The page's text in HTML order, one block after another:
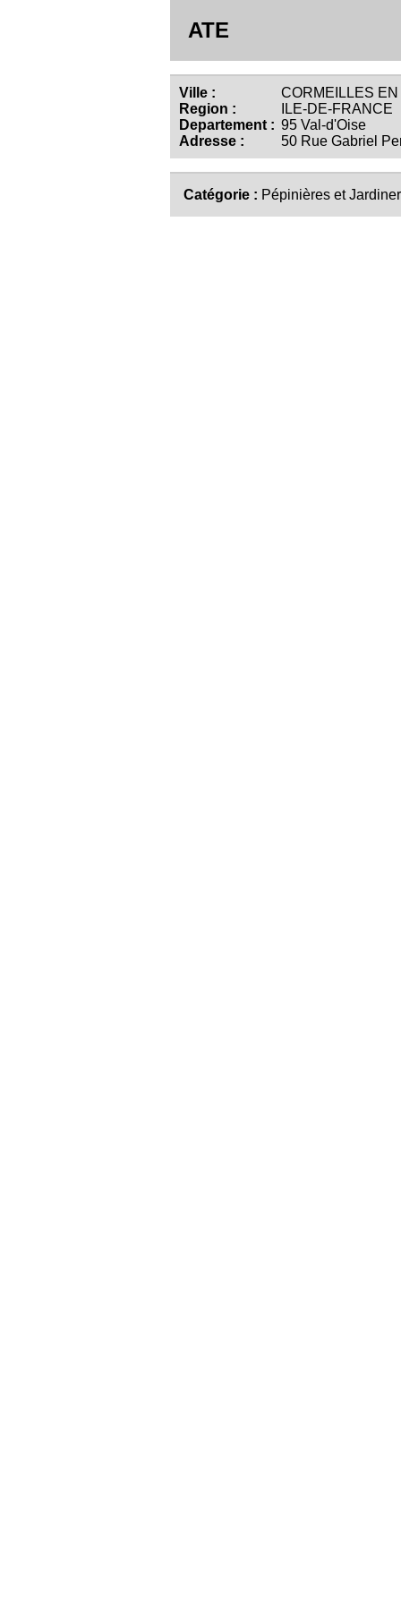
ATE
Ville :
CORMEILLES
Region :
ILE-DE-FRANCE
Departement : 95 Val-d'Oise
Adresse :
50 Rue Gabriel
Catégorie : Pépinières et